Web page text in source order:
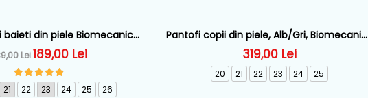
baieti din piele Biomecanics,
- 262167-A556
Lei189,00 Lei
21 22 23 24 25 26
Pantofi copii din piele, Alb/Gri, Biomecanics
- 261126-B695
319,00 Lei
20 21 22 23 24 25